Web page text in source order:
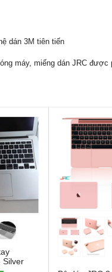
dán 3M tiên tiến
máy, miếng dán JRC
Silver